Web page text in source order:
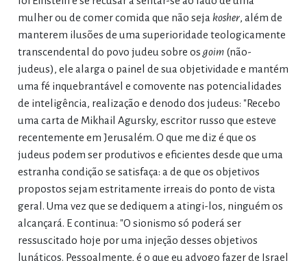
mulher ou de comer comida que não seja kosher, além de
manterem ilusões de uma superioridade teologicamente
transcendental do povo judeu sobre os goim(não-
judeus), ele alarga o painel de sua objetividade e mantém
uma fé inquebrantável e comovente nas potencialidades
de inteligência, realização e denodo dos judeus: "Recebo
uma carta de Mikhail Agursky, escritor russo que esteve
recentemente em Jerusalém. O que me diz é que os
judeus podem ser produtivos e eficientes desde que uma
estranha condição se satisfaça: a de que os objetivos
propostos sejam estritamente irreais do ponto de vista
geral. Uma vez que se dediquem a atingi-los, ninguém os
alcançará. E continua: "O sionismo só poderá ser
ressuscitado hoje por uma injeção desses objetivos
lunáticos. Pessoalmente, é o que eu advogo fazer de Israel